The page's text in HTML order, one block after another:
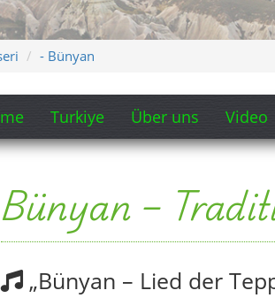
„Bünyan – Lied der
Längen:3:55 und 3:06
Bünyan aus der Luft